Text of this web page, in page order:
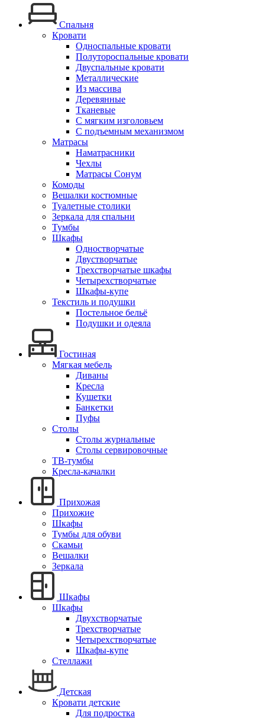
Спальня
Кровати
Односпальные кровати
Полутороспальные кровати
Двуспальные кровати
Металлические
Из массива
Деревянные
Тканевые
С мягким изголовьем
С подъемным механизмом
Матрасы
Наматрасники
Чехлы
Матрасы Сонум
Комоды
Вешалки костюмные
Туалетные столики
Зеркала для спальни
Тумбы
Шкафы
Одностворчатые
Двустворчатые
Трехстворчатые шкафы
Четырехстворчатые
Шкафы-купе
Текстиль и подушки
Постельное бельё
Подушки и одеяла
Гостиная
Мягкая мебель
Диваны
Кресла
Кушетки
Банкетки
Пуфы
Столы
Столы журнальные
Столы сервировочные
ТВ-тумбы
Кресла-качалки
Прихожая
Прихожие
Шкафы
Тумбы для обуви
Скамьи
Вешалки
Зеркала
Шкафы
Шкафы
Двухстворчатые
Трехстворчатые
Четырехстворчатые
Шкафы-купе
Стеллажи
Детская
Кровати детские
Для подростка